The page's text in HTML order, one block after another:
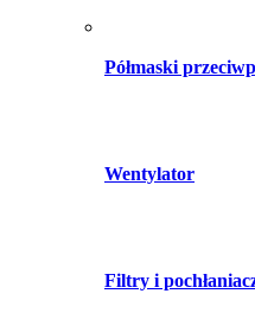
Półmaski
Wentylator
Filtry i